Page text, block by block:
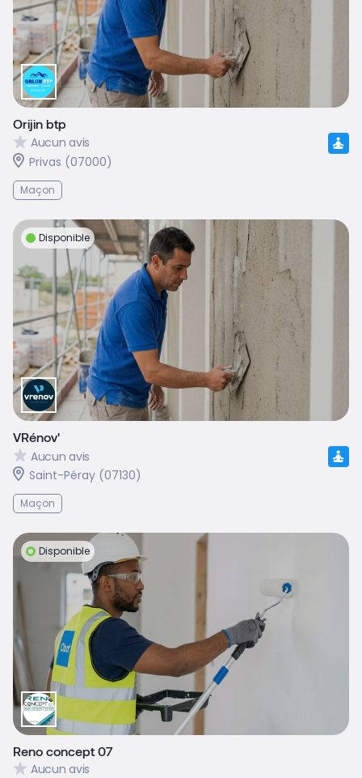
Orijin btp
Aucun avis
Privas (07000)
Maçon
Disponible
VRénov'
Aucun avis
Saint-Péray (07130)
Maçon
Disponible
Reno concept 07
Aucun avis